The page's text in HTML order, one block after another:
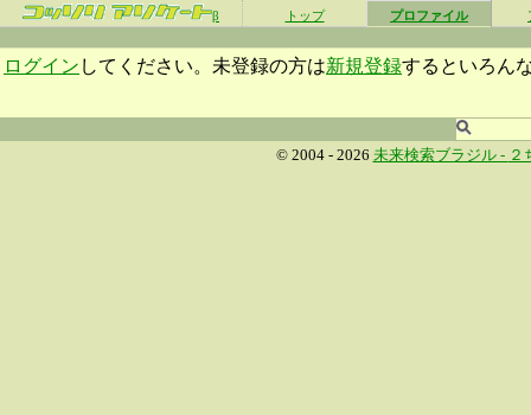
β トップ プロファイル
ログイン してください。未登録の方は新規登録するといろん
© 2004 - 2026 未来検索ブラジル - ２